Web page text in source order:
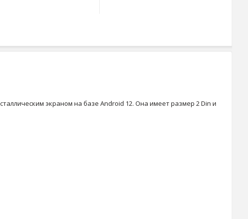
экраном на базе Android 12. Она имеет размер 2 Din и